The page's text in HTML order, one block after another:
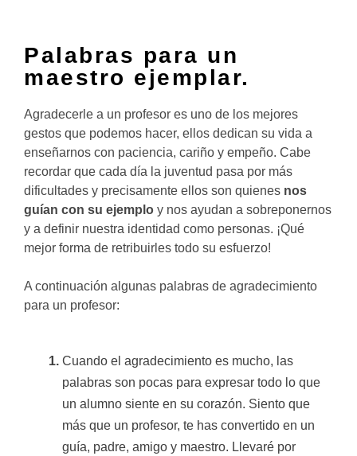
Palabras para un
maestro ejemplar.
Agradecerle a un profesor es uno de los mejores
gestos que podemos hacer, ellos dedican su vida a
enseñarnos con paciencia, cariño y empeño. Cabe
recordar que cada día la juventud pasa por más
dificultades y precisamente ellos son quienes nos
guían con su ejemplo y nos ayudan a sobreponernos
y a definir nuestra identidad como personas. ¡Qué
mejor forma de retribuirles todo su esfuerzo!
A continuación algunas palabras de agradecimiento
para un profesor:
Cuando el agradecimiento es mucho, las
palabras son pocas para expresar todo lo que
un alumno siente en su corazón. Siento que
más que un profesor, te has convertido en un
guía, padre, amigo y maestro. Llevaré por